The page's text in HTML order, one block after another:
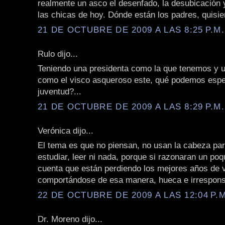
realmente un asco el desenfado, la desubicación
las chicas de hoy. Dónde están los padres,
21 DE OCTUBRE DE 2009 A LAS 8:25 P.M.
Rulo dijo...
Teniendo una presidenta como la que tenemos y
como el visco asqueroso este, qué podemos
juventud?...
21 DE OCTUBRE DE 2009 A LAS 8:29 P.M.
Verónica dijo...
El tema es que no piensan, no usan la cabeza
estudiar, leer ni nada, porque si razonaran un
cuenta que están perdiendo los mejores años de
comportándose de esa manera, hueca e
22 DE OCTUBRE DE 2009 A LAS 12:04
Dr. Moreno dijo...